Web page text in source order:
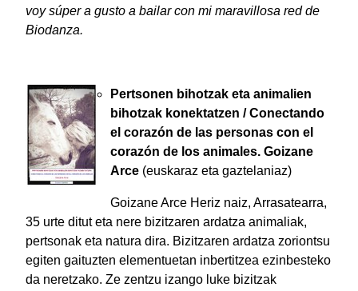
voy súper a gusto a bailar con mi maravillosa red de
Biodanza.
Pertsonen bihotzak eta animalien
bihotzak konektatzen / Conectando
el corazón de las personas con el
corazón de los animales. Goizane
Arce (euskaraz eta gaztelaniaz)
Goizane Arce Heriz naiz, Arrasatearra,
35 urte ditut eta nere bizitzaren ardatza animaliak,
pertsonak eta natura dira. Bizitzaren ardatza zoriontsu
egiten gaituzten elementuetan inbertitzea ezinbesteko
da neretzako. Ze zentzu izango luke bizitzak